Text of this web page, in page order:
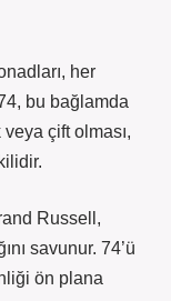
her
bu bağlamda
çift olması,
Russell,
savunur. 74’ü
ön plana